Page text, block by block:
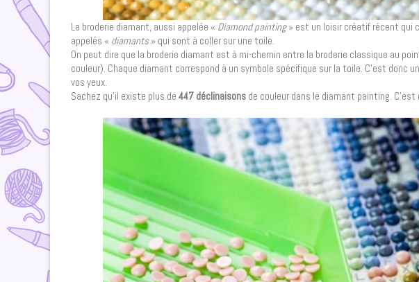
La broderie diamant, aussi appelée « Diamond painting» est un loisir créatif récent qui
appelés « diamants» qui sont à coller sur une toile.
On peut dire que la broderie diamant est à mi-chemin entre la broderie classique au
couleur). Chaque diamant correspond à un symbole spécifique sur la toile. C’est
vos yeux.
Sachez qu’il existe plus de 447 déclinaisons de couleur dans le diamant painting.